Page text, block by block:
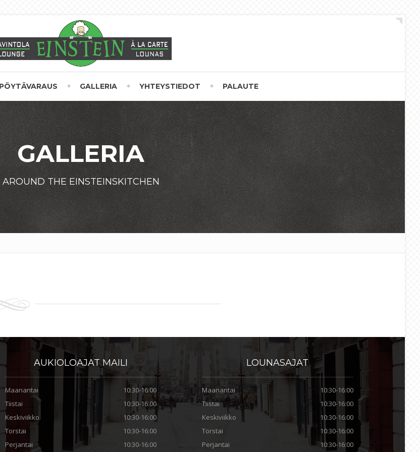
PÖYTÄVARAUS GALLERIA YHTEYSTIEDOT PALAUTE
GALLERIA
AROUND THE EINSTEINSKITCHEN
AUKIOLOAJAT MAILI
Maanantai
10:30-16:00
Tiistai
10:30-16:00
Keskiviikko
10:30-16:00
Torstai
10:30-16:00
Perjantai
10:30-16:00
LOUNASAJAT
Maanantai
10:30-16:00
Tiistai
10:30-16:00
Keskiviikko
10:30-16:00
Torstai
10:30-16:00
Perjantai
10:30-16:00